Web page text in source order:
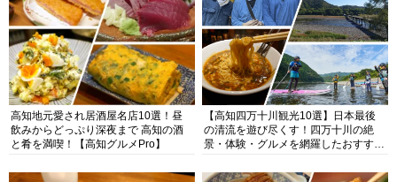
高知地元愛され居酒屋名店10選！昼
飲みからどっぷり深夜まで 高知の酒
と肴を満喫！【高知グルメPro】
【高知四万十川観光10選】日本最後
の清流を遊び尽くす！四万十川の絶
景・体験・グルメを網羅したおすすめ